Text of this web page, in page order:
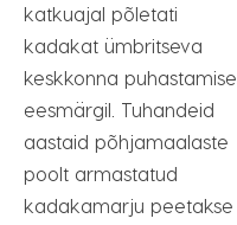
katkuajal põletati
kadakat ümbritseva
keskkonna puhastamise
eesmärgil. Tuhandeid
aastaid põhjamaalaste
poolt armastatud
kadakamarju peetakse